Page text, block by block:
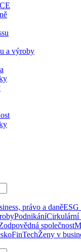
a výroby
právo a daněESG
PodnikáníCirkulární
společnost
FinTechŽeny v